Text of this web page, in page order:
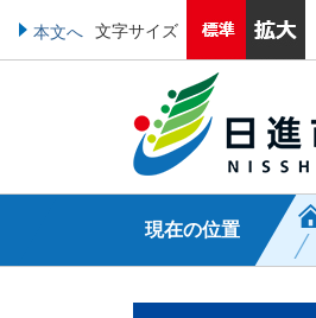
本文へ 文字サイズ
現在の位置